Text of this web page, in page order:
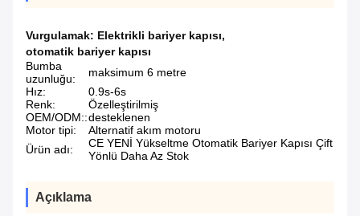
Vurgulamak: Elektrikli bariyer kapısı,
otomatik bariyer kapısı
Bumba
uzunluğu:
maksimum 6 metre
Hız:
0.9s-6s
Renk:
Özelleştirilmiş
OEM/ODM::desteklenen
Motor tipi:
Alternatif akım motoru
Ürün adı:
CE YENİ Yükseltme Otomatik Bariyer Kapısı Çift
Yönlü Daha Az Stok
Açıklama